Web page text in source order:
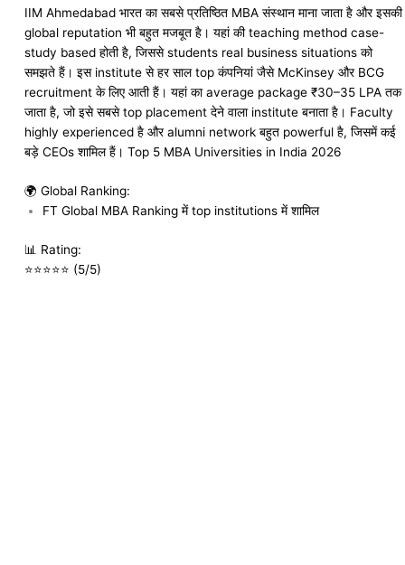
IIM Ahmedabad भारत का सबसे प्रतिष्ठित MBA संस्थान माना जाता है और इसकी
global reputation भी बहुत मजबूत है। यहां की teaching method case-
study based होती है, जिससे students real business situations को
समझते हैं। इस institute से हर साल top कंपनियां जैसे McKinsey और BCG
recruitment के लिए आती हैं। यहां का average package ₹30–35 LPA तक
जाता है, जो इसे सबसे top placement देने वाला institute बनाता है। Faculty
highly experienced है और alumni network बहुत powerful है, जिसमें कई
बड़े CEOs शामिल हैं। Top 5 MBA Universities in India 2026
🌍 Global Ranking:
FT Global MBA Ranking में top institutions में शामिल
📊 Rating:
⭐⭐⭐⭐⭐ (5/5)